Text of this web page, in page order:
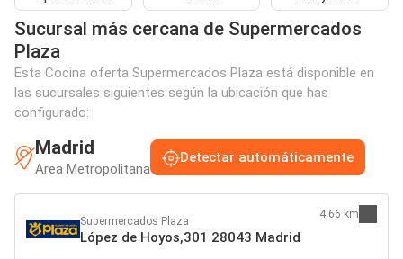
Sucursal más cercana de Supermercados
Plaza
Esta Cocina oferta Supermercados Plaza está disponible en
las sucursales siguientes según la ubicación que has
configurado:
Madrid
Area Metropolitana
Detectar automáticamente
Supermercados Plaza
López de Hoyos,301 28043 Madrid
4.66 km